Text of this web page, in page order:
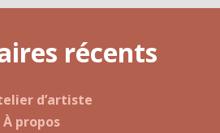
a
t
s
t
récents
d’artiste
À propos